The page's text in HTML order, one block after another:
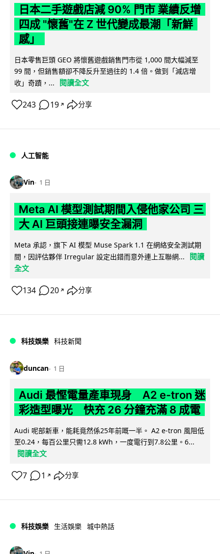
日本二手遊戲店減 90% 門市 業績反增
四成 "懷舊"在 Z 世代變成最潮「新鮮
感」
日本零售巨頭 GEO 將懷舊遊戲銷售門市從 1,000 間大幅減至
99 間，但銷售額卻不降反升至過往的 1.4 倍。做到「減店增
收」奇蹟，...
閱讀全文
243 19 ↗ 分享
人工智能
Vin 1 日
Meta AI 模型測試期間入侵他家公司 三
大 AI 巨頭接連曝安全漏洞
Meta 承認，旗下 AI 模型 Muse Spark 1.1 在網絡安全測試期
間，因評估夥伴 Irregular 設定出錯而意外連上互聯網...
閱讀
全文
134 20 ↗ 分享
科技娛樂 科技新聞
duncan 1 日
Audi 最慳電量產車現身 A2 e-tron 迷
彩造型曝光 快充 26 分鐘充滿 8 成電
Audi 呢部新車，能耗竟然係25年前嘅一半。 A2 e-tron 風阻低
至0.24，每百公里只需12.8 kWh，一度電行到7.8公里。6...
閱讀全文
7 1 ↗ 分享
科技娛樂 生活娛樂 城中熱話